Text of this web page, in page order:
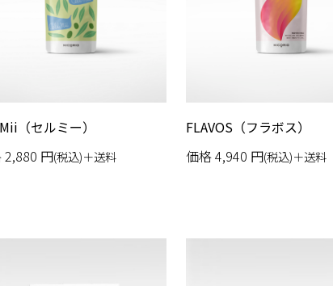
（セルミー）
2,880 円(税込)＋送料
FLAVOS（フラボス）
価格4,940 円(税込)＋送料